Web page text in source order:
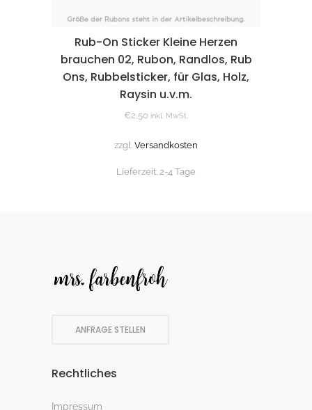
Rub-On Sticker Kleine Herzen
brauchen 02, Rubon, Randlos, Rub
Ons, Rubbelsticker, für Glas, Holz,
Raysin u.v.m.
€2,50 inkl. MwSt.
zzgl. Versandkosten
Lieferzeit: 2-4 Tage
ANFRAGE STELLEN
Rechtliches
Impressum